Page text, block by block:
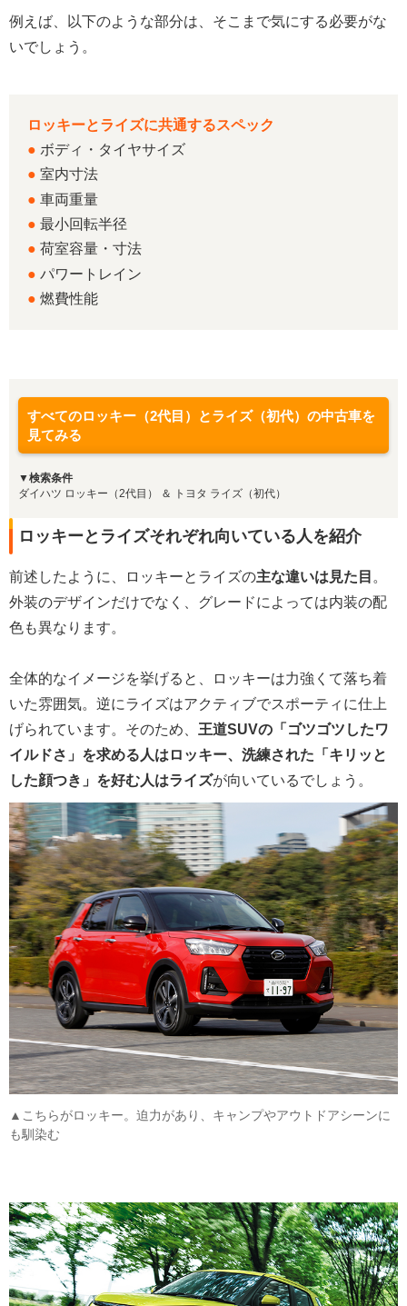
例えば、以下のような部分は、そこまで気にする必要がな
いでしょう。
ロッキーとライズに共通するスペック
● ボディ・タイヤサイズ
● 室内寸法
● 車両重量
● 最小回転半径
● 荷室容量・寸法
● パワートレイン
● 燃費性能
すべてのロッキー（2代目）とライズ（初代）の中古車を
見てみる
▼検索条件
ダイハツ ロッキー（2代目） ＆ トヨタ ライズ（初代）
ロッキーとライズそれぞれ向いている人を紹介
前述したように、ロッキーとライズの主な違いは見た目 。
外装のデザインだけでなく、グレードによっては内装の配
色も異なります。
全体的なイメージを挙げると、ロッキーは力強くて落ち着
いた雰囲気。逆にライズはアクティブでスポーティに仕上
げられています。そのため、 王道SUVの「ゴツゴツしたワ
イルドさ」を求める人はロッキー、洗練された「キリッと
した顔つき」を好む人はライズが向いているでしょう。
▲こちらがロッキー。迫力があり、キャンプやアウトドアシーンに
も馴染む